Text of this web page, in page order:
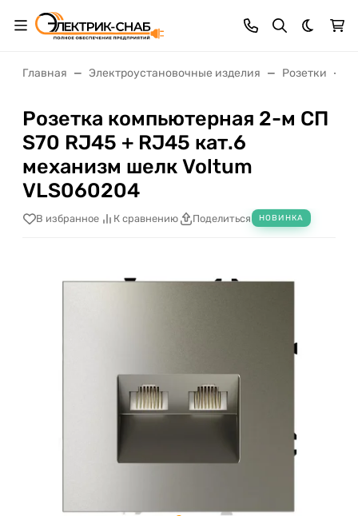
Темная
Главная Электроустановочные изделия Розетки
Розетка компьютерная 2-м СП
S70 RJ45 + RJ45 кат.6
механизм шелк Voltum
VLS060204
В избранное К сравнению Поделиться НОВИНКА